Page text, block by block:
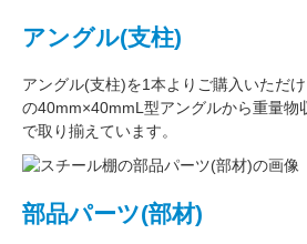
アングル(支柱)
アングル(支柱)を1本よりご購入いただ
の40mm×40mmL型アングルから重量物
で取り揃えています。
部品パーツ(部材)